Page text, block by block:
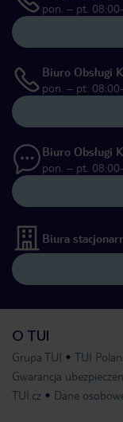
pon. – pt.
Biuro Obsługi
pon. – pt.
Biuro Obsługi
pon. – pt.
Biura
O TUI
Grupa TUI TUI
Gwarancja
TUI.cz
Dane